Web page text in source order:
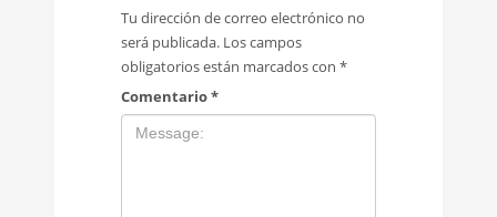
Tu dirección de correo electrónico no
será publicada. Los campos
obligatorios están marcados con *
Comentario*